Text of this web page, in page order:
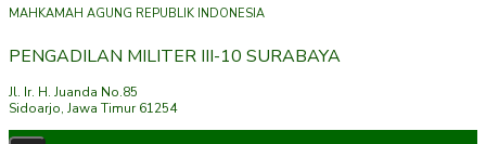
MAHKAMAH AGUNG REPUBLIK INDONESIA
PENGADILAN MILITER III-10 SURABAYA
Jl. Ir. H. Juanda No.85
Sidoarjo, Jawa Timur 61254